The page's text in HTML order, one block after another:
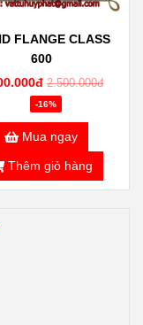
FLANGE CLASS
600
2.500.000đ
-16%
Mua ngay
Thêm giỏ hàng